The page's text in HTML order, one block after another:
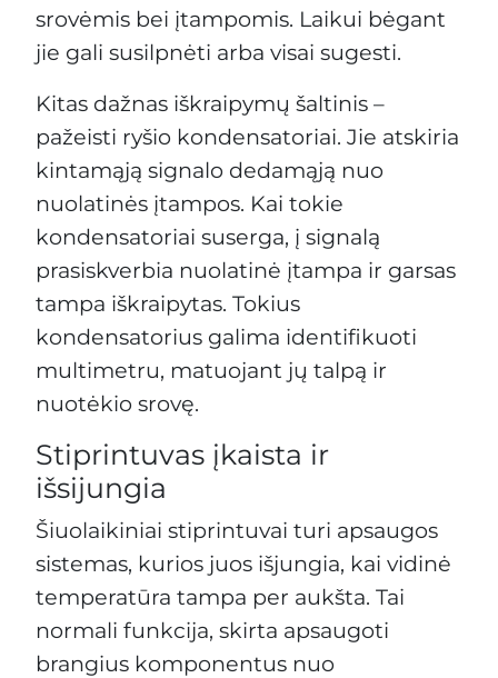
srovėmis bei įtampomis. Laikui bėgant
jie gali susilpnėti arba visai sugesti.
Kitas dažnas iškraipymų šaltinis –
pažeisti ryšio kondensatoriai. Jie atskiria
kintamąją signalo dedamąją nuo
nuolatinės įtampos. Kai tokie
kondensatoriai suserga, į signalą
prasiskverbia nuolatinė įtampa ir garsas
tampa iškraipytas. Tokius
kondensatorius galima identifikuoti
multimetru, matuojant jų talpą ir
nuotėkio srovę.
Stiprintuvas įkaista ir
išsijungia
Šiuolaikiniai stiprintuvai turi apsaugos
sistemas, kurios juos išjungia, kai vidinė
temperatūra tampa per aukšta. Tai
normali funkcija, skirta apsaugoti
brangius komponentus nuo